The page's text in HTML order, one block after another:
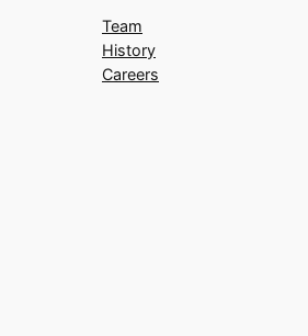
Team
History
Careers